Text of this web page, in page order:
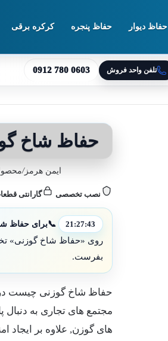
حفاظ دیوار حفاظ پنجره کرکره برقی
تلفن واحد فروش 0912 780 0603
حفاظ شاخ
ایمن هرمز/
نصب تخصصی گارانتی
21:27:41
📞برای حفاظ
روی «حفاظ شاخ گوزنی»
بفرست.
حفاظ شاخ گوزنی چیست در
مجتمع های تجاری به
های گوزن, علاوه بر ایجاد